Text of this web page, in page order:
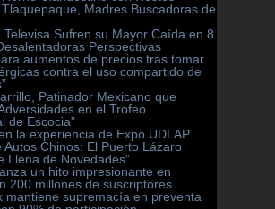
Madres Buscadoras de
Televisa Sufren su Mayor Caída en 8
Perspectivas
aumentos de precios tras tomar
contra el uso compartido de
Patinador Mexicano que
en el Trofeo
de Escocia”
la experiencia de Expo UDLAP
Autos Chinos: El Puerto Lázaro
Llena de Novedades”
un hito impresionante en
200 millones de suscriptores
mantiene supremacía en preventa